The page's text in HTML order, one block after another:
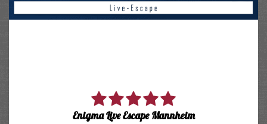
Enigma Live Escape Mannheim